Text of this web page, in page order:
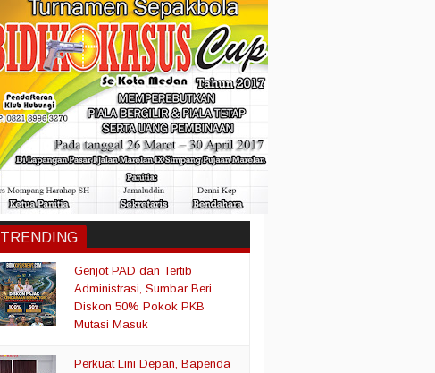
TRENDING
Genjot PAD dan Tertib
Administrasi, Sumbar Beri
Diskon 50% Pokok PKB
Mutasi Masuk
Perkuat Lini Depan, Bapenda